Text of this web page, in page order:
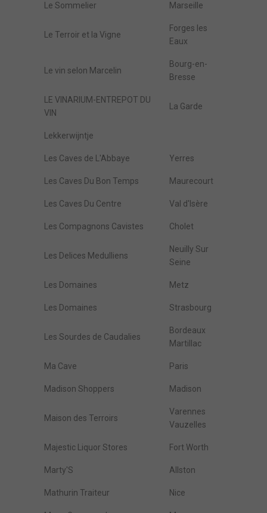
Le Sommelier Marseille
Le Terroir et la Vigne
Forges les
Eaux
Le vin selon Marcelin
Bourg-en-
Bresse
LE VINARIUM-ENTREPOT DU
VIN
La Garde
Lekkerwijntje
Les Caves de L'Abbaye Yerres
Les Caves Du Bon Temps Maurecourt
Les Caves Du Centre Val d'Isère
Les Compagnons Cavistes Cholet
Les Delices Medulliens
Neuilly Sur
Seine
Les Domaines Metz
Les Domaines Strasbourg
Les Sourdes de Caudalies
Bordeaux
Martillac
Ma Cave Paris
Madison Shoppers Madison
Maison des Terroirs
Varennes
Vauzelles
Majestic Liquor Stores Fort Worth
Marty'S Allston
Mathurin Traiteur Nice